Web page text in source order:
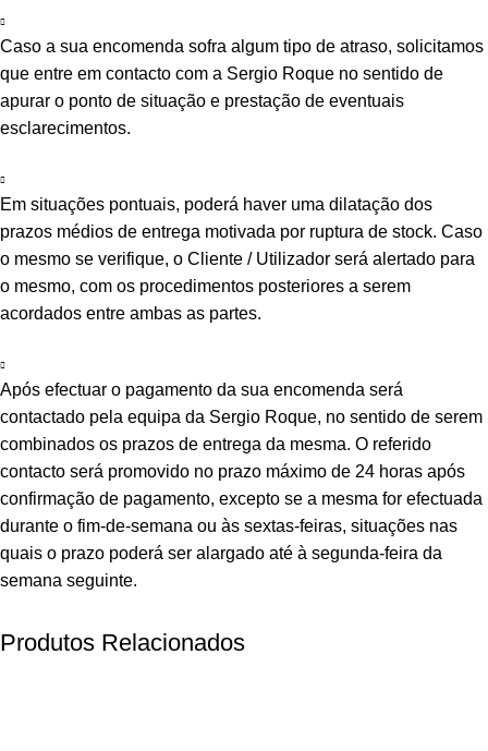
Caso a sua encomenda sofra algum tipo de atraso, solicitamos
que entre em contacto com a Sergio Roque no sentido de
apurar o ponto de situação e prestação de eventuais
esclarecimentos.
Em situações pontuais, poderá haver uma dilatação dos
prazos médios de entrega motivada por ruptura de stock. Caso
o mesmo se verifique, o Cliente / Utilizador será alertado para
o mesmo, com os procedimentos posteriores a serem
acordados entre ambas as partes.
Após efectuar o pagamento da sua encomenda será
contactado pela equipa da Sergio Roque, no sentido de serem
combinados os prazos de entrega da mesma. O referido
contacto será promovido no prazo máximo de 24 horas após
confirmação de pagamento, excepto se a mesma for efectuada
durante o fim-de-semana ou às sextas-feiras, situações nas
quais o prazo poderá ser alargado até à segunda-feira da
semana seguinte.
Produtos Relacionados